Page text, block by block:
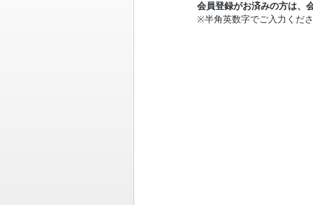
会員登録がお済みの方は、
※半角英数字でご入力くださ